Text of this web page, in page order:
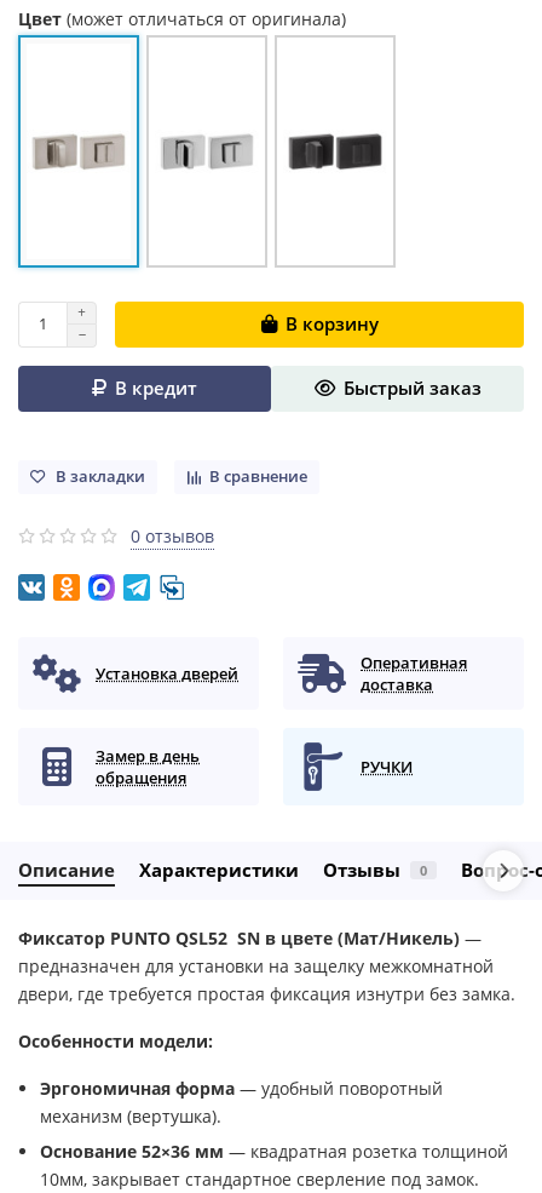
Цвет (может отличаться от оригинала)
В корзину
В кредит Быстрый заказ
В закладки В сравнение
0 отзывов
Установка дверей
Оперативная
доставка
Замер в день
обращения
РУЧКИ
Описание Характеристики Отзывы 0 Вопрос-
Фиксатор PUNTO QSL52 SN в цвете (Мат/Никель) —
предназначен для установки на защелку межкомнатной
двери, где требуется простая фиксация изнутри без замка.
Особенности модели:
Эргономичная форма — удобный поворотный
механизм (вертушка).
Основание 52×36 мм — квадратная розетка толщиной
10мм, закрывает стандартное сверление под замок.